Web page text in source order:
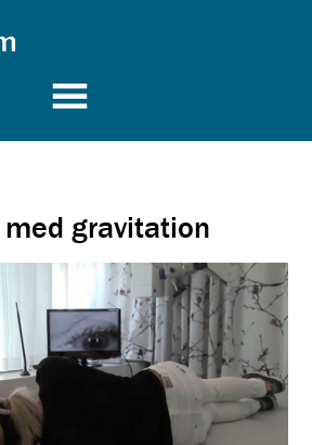
gravitation